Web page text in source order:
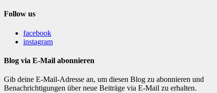
Follow us
facebook
instagram
Blog via E-Mail abonnieren
Gib deine E-Mail-Adresse an, um diesen Blog zu abonnieren und
Benachrichtigungen über neue Beiträge via E-Mail zu erhalten.